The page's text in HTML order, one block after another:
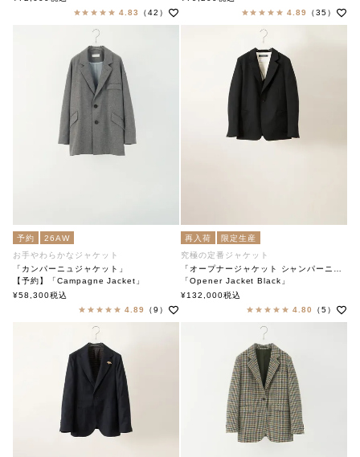
4.83
（42）
4.89
（35）
予約
26AW
お手やわらかなジャケット
「カンパーニュジャケット」
【予約】「Campagne Jacket」
soutiencollar（ステンカラー）
¥58,300税込
4.89
（9）
再入荷
限定生産
究極の定番ジャケット
「Opener Jacket Black」
soutiencollar
¥132,000税込
4.80
（5）